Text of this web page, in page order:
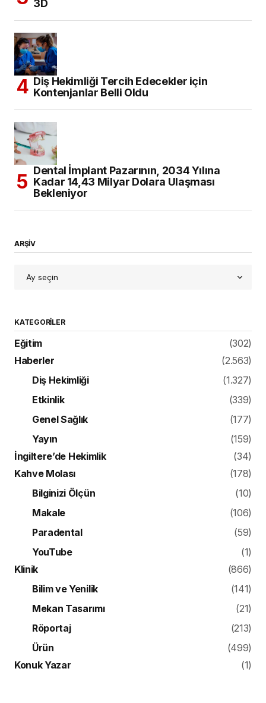
3D
Diş Hekimliği Tercih Edecekler için
Kontenjanlar Belli Oldu
Dental İmplant Pazarının, 2034 Yılına
Kadar 14,43 Milyar Dolara Ulaşması
Bekleniyor
ARŞİV
KATEGORILER
Eğitim
(302)
Haberler
(2.563)
Diş Hekimliği
(1.327)
Etkinlik
(339)
Genel Sağlık
(177)
Yayın
(159)
İngiltere’de Hekimlik
(34)
Kahve Molası
(178)
Bilginizi Ölçün
(10)
Makale
(106)
Paradental
(59)
YouTube
(1)
Klinik
(866)
Bilim ve Yenilik
(141)
Mekan Tasarımı
(21)
Röportaj
(213)
Ürün
(499)
Konuk Yazar
(1)